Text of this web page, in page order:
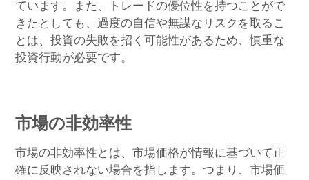
ています。また、トレードの優位性を持つことがで
きたとしても、過度の自信や無謀なリスクを取るこ
とは、投資の失敗を招く可能性があるため、慎重な
投資行動が必要です。
市場の非効率性
市場の非効率性とは、市場価格が情報に基づいて正
確に反映されない場合を指します。つまり、市場価